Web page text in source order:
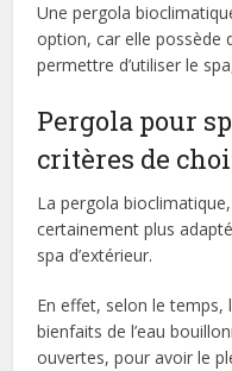
Une pergola
option, car elle possède
permettre d’utiliser le
Pergola pour
critères de
La pergola
certainement plus
spa d’extérieur.
En effet, selon le
bienfaits de l’eau
ouvertes, pour avoir le